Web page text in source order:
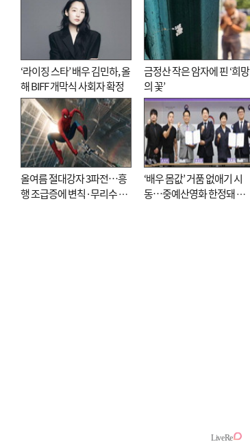
‘라이징 스타’ 배우 김민하, 올
해 BIFF 개막식 사회자 확정
금정산 작은 암자에 핀 ‘희망
의 꽃’
올여름 절대강자 3파전…흥
행 조급증에 변칙·무리수 마
‘배우 몸값’ 거품 없애기 시
동…중예산영화 한정돼 실